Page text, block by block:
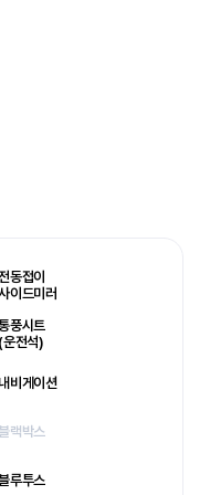
동접이
이드미러
풍시트
(운전석)
비게이션
블랙박스
루투스